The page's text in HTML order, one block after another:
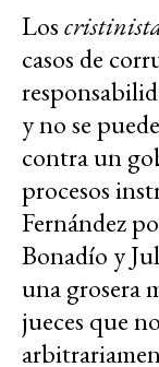
Los
casos de
y no se
contra un
procesos
Fernández
Bonadío y
una grosera
jueces que